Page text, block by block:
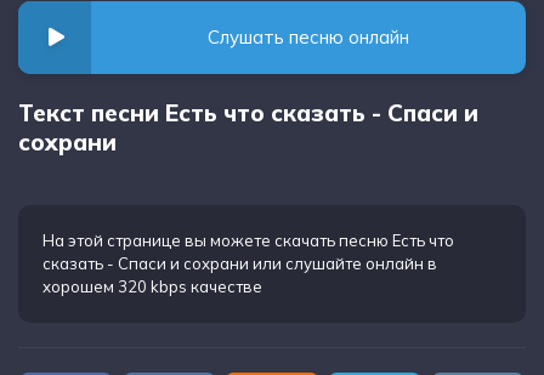
Слушать песню онлайн
Текст песни Есть что сказать - Спаси и
сохрани
На этой странице вы можете скачать песню Есть что
сказать - Спаси и сохрани или слушайте онлайн в
хорошем 320 kbps качестве